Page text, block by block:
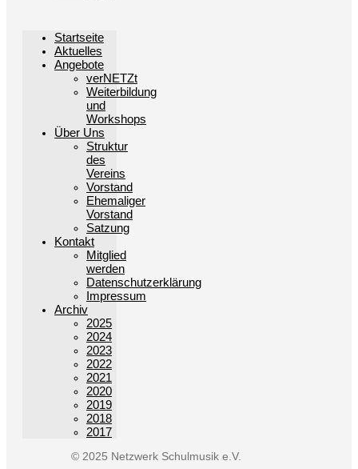
Startseite
Aktuelles
Angebote
verNETZt
Weiterbildung
und
Workshops
Über Uns
Struktur
des
Vereins
Vorstand
Ehemaliger
Vorstand
Satzung
Kontakt
Mitglied
werden
Datenschutzerklärung
Impressum
Archiv
2025
2024
2023
2022
2021
2020
2019
2018
2017
© 2025 Netzwerk Schulmusik e.V.